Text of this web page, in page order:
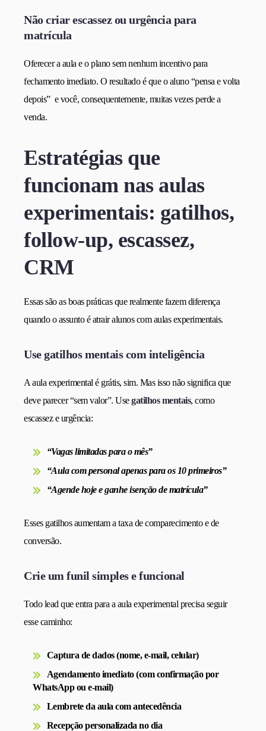
Não criar escassez ou urgência para
matrícula
Oferecer a aula e o plano sem nenhum incentivo para
fechamento imediato. O resultado é que o aluno “pensa e volta
depois” e você, consequentemente, muitas vezes perde a
venda.
Estratégias que
funcionam nas aulas
experimentais: gatilhos,
follow-up, escassez,
CRM
Essas são as boas práticas que realmente fazem diferença
quando o assunto é atrair alunos com aulas experimentais.
Use gatilhos mentais com inteligência
A aula experimental é grátis, sim. Mas isso não significa que
deve parecer “sem valor”. Usegatilhos mentais, como
escassez e urgência:
“Vagas limitadas para o mês”
“Aula com personal apenas para os 10 primeiros”
“Agende hoje e ganhe isenção de matrícula”
Esses gatilhos aumentam a taxa de comparecimento e de
conversão.
Crie um funil simples e funcional
Todo lead que entra para a aula experimental precisa seguir
esse caminho:
Captura de dados (nome, e-mail, celular)
Agendamento imediato (com confirmação por
WhatsApp ou e-mail)
Lembrete da aula com antecedência
Recepção personalizada no dia